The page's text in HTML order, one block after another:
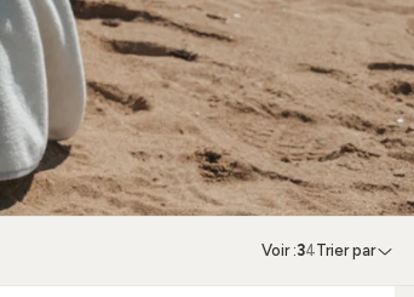
Voir :34Trier par